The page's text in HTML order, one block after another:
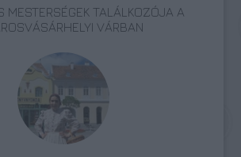
MESTERSÉGEK TALÁLKOZÓJA A
VÁRBAN